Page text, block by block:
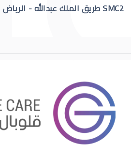
التهاب الشبكية الصباغي
SMC2 طريق الملك عبدالله - الرياض